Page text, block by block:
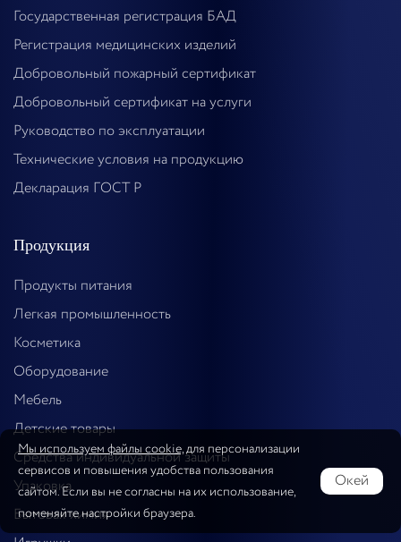
Государственная регистрация БАД
Регистрация медицинских изделий
Добровольный пожарный сертификат
Добровольный сертификат на услуги
Руководство по эксплуатации
Технические условия на продукцию
Декларация ГОСТ Р
Продукция
Продукты питания
Легкая промышленность
Косметика
Оборудование
Мебель
Детские товары
Средства индивидуальной защиты
Упаковка
Бытовая химия
Мы используем файлы cookie,для персонализации
сервисов и повышения удобства пользования
сайтом. Если вы не согласны на их использование,
поменяйте настройки браузера.
Окей